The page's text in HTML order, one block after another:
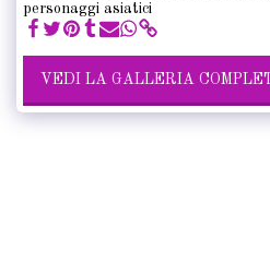
personaggi asiatici
VEDI LA GALLERIA